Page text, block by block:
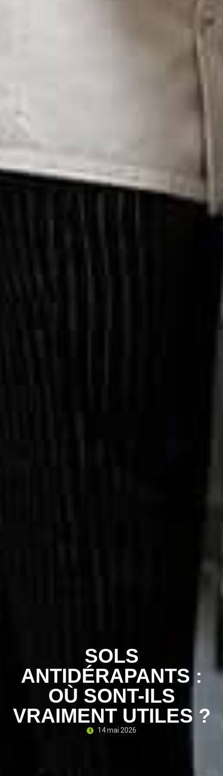
SOLS
ANTIDÉRAPANTS :
OÙ SONT-ILS
VRAIMENT UTILES ?
14 mai 2026